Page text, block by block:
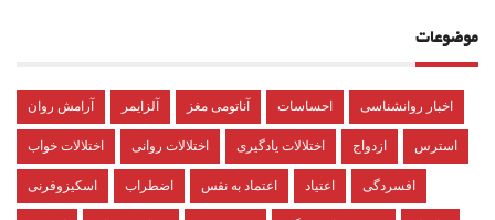
موضوعات
آرامش روان آلزایمر آناتومی مغز احساسات اخبار روانشناسی
اختلالات خواب اختلالات روانی اختلالات یادگیری ازدواج استرس
اسکیزوفرنی اضطراب اعتماد به نفس اعتیاد افسردگی